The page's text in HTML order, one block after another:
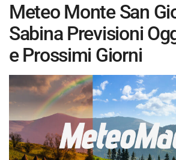
Meteo Monte San
Sabina Previsioni
e Prossimi Giorni